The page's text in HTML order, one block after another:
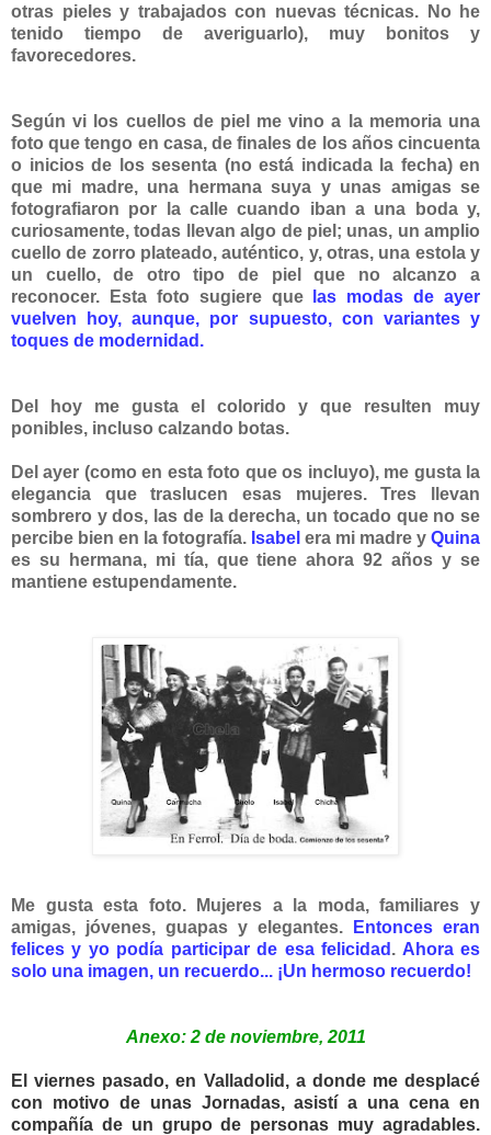
otras pieles y trabajados con nuevas técnicas. No he
tenido tiempo de averiguarlo), muy bonitos y
favorecedores.
Según vi los cuellos de piel me vino a la memoria una
foto que tengo en casa, de finales de los años cincuenta
o inicios de l os sesenta (no está indicada la fecha) en
que mi madre, una hermana suya y unas amigas se
fotografiaron por la calle cuando iban a una boda y,
curiosamente, todas llevan algo de piel; unas, un amplio
cuello de zorro plateado, auténtico, y, otras, una estola y
un cuello, de otro tipo de piel que no alcanzo a
reconocer. Esta foto sugiere que
las modas de ayer
vuelven hoy, aunque, por supuesto, con variantes y
toques de modernidad.
Del hoy me gusta el colorido y que resulten muy
ponibles, incluso calzando botas.
Del ayer (como en esta foto que os incluyo), me gusta la
elegancia que traslucen esas mujeres. Tres llevan
sombrero y dos, las de la derecha, un tocado que no se
percibe bien en la fotografía. Isabel era mi madre y Quina
es su hermana, mi tía, que tiene ahora 92 años y se
mantiene estupendamente.
Me gusta esta foto. Mujeres a la moda, familiares y
amigas, jóvenes, guapas y elegantes.
Entonces eran
felices y yo podía participar de esa felicidad . Ahora es
solo una imagen, un recuerdo... ¡Un hermoso recuerdo!
Anexo: 2 de noviembre, 2011
El viernes pasado, en Valladolid, a donde me desplacé
con motivo de unas Jornadas, asistí a una cena en
compañía de un grupo de personas muy agradables.